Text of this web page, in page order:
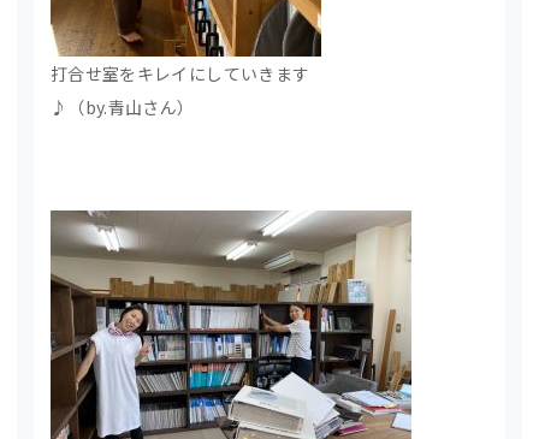
打合せ室をキレイにしていきます
♪（by.青山さん）